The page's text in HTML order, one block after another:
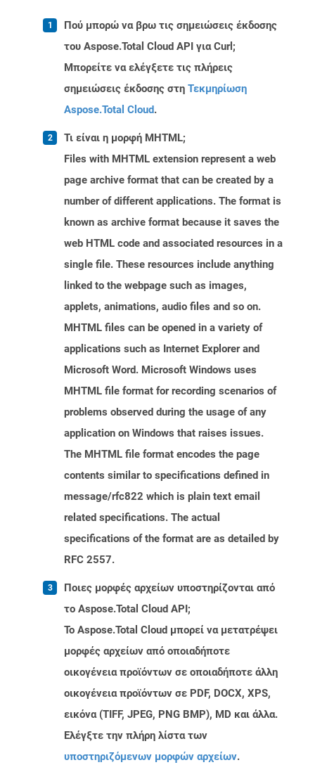
Πού μπορώ να βρω τις σημειώσεις έκδοσης
του Aspose.Total Cloud API για Curl;
Μπορείτε να ελέγξετε τις πλήρεις
σημειώσεις έκδοσης στη Τεκμηρίωση
Aspose.Total Cloud.
Τι είναι η μορφή MHTML;
Files with MHTML extension represent a web
page archive format that can be created by a
number of different applications. The format is
known as archive format because it saves the
web HTML code and associated resources in a
single file. These resources include anything
linked to the webpage such as images,
applets, animations, audio files and so on.
MHTML files can be opened in a variety of
applications such as Internet Explorer and
Microsoft Word. Microsoft Windows uses
MHTML file format for recording scenarios of
problems observed during the usage of any
application on Windows that raises issues.
The MHTML file format encodes the page
contents similar to specifications defined in
message/rfc822 which is plain text email
related specifications. The actual
specifications of the format are as detailed by
RFC 2557.
Ποιες μορφές αρχείων υποστηρίζονται από
το Aspose.Total Cloud API;
Το Aspose.Total Cloud μπορεί να μετατρέψει
μορφές αρχείων από οποιαδήποτε
οικογένεια προϊόντων σε οποιαδήποτε άλλη
οικογένεια προϊόντων σε PDF, DOCX, XPS,
εικόνα (TIFF, JPEG, PNG BMP), MD και άλλα.
Ελέγξτε την πλήρη λίστα των
υποστηριζόμενων μορφών αρχείων.